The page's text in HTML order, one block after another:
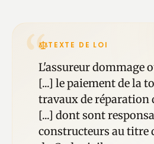
“TEXTE DE LOI
L'assureur dommage
[...] le paiement de la
travaux de réparation
[...] dont sont
constructeurs au titre